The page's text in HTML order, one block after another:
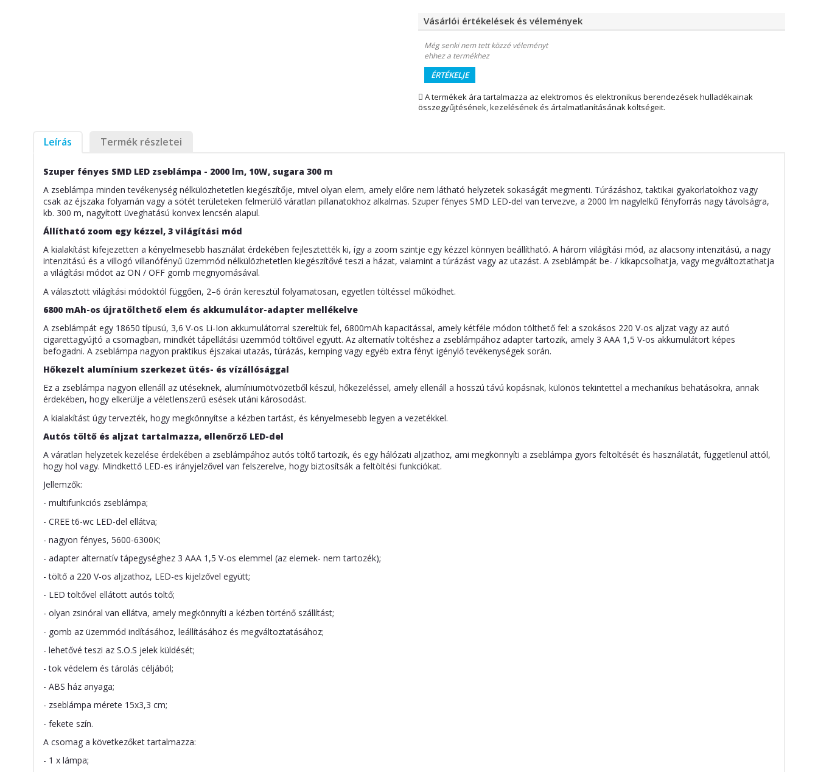
Vásárlói értékelések és vélemények
Még senki nem tett közzé véleményt
ehhez a termékhez
ÉRTÉKELJE
A termékek ára tartalmazza az elektromos és elektronikus berendezések hulladékainak
összegyűjtésének, kezelésének és ártalmatlanításának költségeit.
Leírás Termék részletei
Szuper fényes SMD LED zseblámpa - 2000 lm, 10W, sugara 300 m
A zseblámpa minden tevékenység nélkülözhetetlen kiegészítője, mivel olyan elem, amely előre nem látható helyzetek sokaságát megmenti. Túrázáshoz, taktikai gyakorlatokhoz vagy
csak az éjszaka folyamán vagy a sötét területeken felmerülő váratlan pillanatokhoz alkalmas. Szuper fényes SMD LED-del van tervezve, a 2000 lm nagylelkű fényforrás nagy távolságra,
kb. 300 m, nagyított üveghatású konvex lencsén alapul.
Állítható zoom egy kézzel, 3 világítási mód
A kialakítást kifejezetten a kényelmesebb használat érdekében fejlesztették ki, így a zoom szintje egy kézzel könnyen beállítható. A három világítási mód, az alacsony intenzitású, a nagy
intenzitású és a villogó villanófényű üzemmód nélkülözhetetlen kiegészítővé teszi a házat, valamint a túrázást vagy az utazást. A zseblámpát be- / kikapcsolhatja, vagy megváltoztathatja
a világítási módot az ON / OFF gomb megnyomásával.
A választott világítási módoktól függően, 2–6 órán keresztül folyamatosan, egyetlen töltéssel működhet.
6800 mAh-os újratölthető elem és akkumulátor-adapter mellékelve
A zseblámpát egy 18650 típusú, 3,6 V-os Li-Ion akkumulátorral szereltük fel, 6800mAh kapacitással, amely kétféle módon tölthető fel: a szokásos 220 V-os aljzat vagy az autó
cigarettagyújtó a csomagban, mindkét tápellátási üzemmód töltőivel együtt. Az alternatív töltéshez a zseblámpához adapter tartozik, amely 3 AAA 1,5 V-os akkumulátort képes
befogadni. A zseblámpa nagyon praktikus éjszakai utazás, túrázás, kemping vagy egyéb extra fényt igénylő tevékenységek során.
Hőkezelt alumínium szerkezet ütés- és vízállósággal
Ez a zseblámpa nagyon ellenáll az ütéseknek, alumíniumötvözetből készül, hőkezeléssel, amely ellenáll a hosszú távú kopásnak, különös tekintettel a mechanikus behatásokra, annak
érdekében, hogy elkerülje a véletlenszerű esések utáni károsodást.
A kialakítást úgy tervezték, hogy megkönnyítse a kézben tartást, és kényelmesebb legyen a vezetékkel.
Autós töltő és aljzat tartalmazza, ellenőrző LED-del
A váratlan helyzetek kezelése érdekében a zseblámpához autós töltő tartozik, és egy hálózati aljzathoz, ami megkönnyíti a zseblámpa gyors feltöltését és használatát, függetlenül attól,
hogy hol vagy. Mindkettő LED-es irányjelzővel van felszerelve, hogy biztosítsák a feltöltési funkciókat.
Jellemzők:
- multifunkciós zseblámpa;
- CREE t6-wc LED-del ellátva;
- nagyon fényes, 5600-6300K;
- adapter alternatív tápegységhez 3 AAA 1,5 V-os elemmel (az elemek- nem tartozék);
- töltő a 220 V-os aljzathoz, LED-es kijelzővel együtt;
- LED töltővel ellátott autós töltő;
- olyan zsinóral van ellátva, amely megkönnyíti a kézben történő szállítást;
- gomb az üzemmód indításához, leállításához és megváltoztatásához;
- lehetővé teszi az S.O.S jelek küldését;
- tok védelem és tárolás céljából;
- ABS ház anyaga;
- zseblámpa mérete 15x3,3 cm;
- fekete szín.
A csomag a következőket tartalmazza:
- 1 x lámpa;